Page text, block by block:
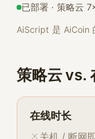
已部署 · 策略云
AiScript 是 AiCoin
策略云 vs.
在线时长
关机 / 断网